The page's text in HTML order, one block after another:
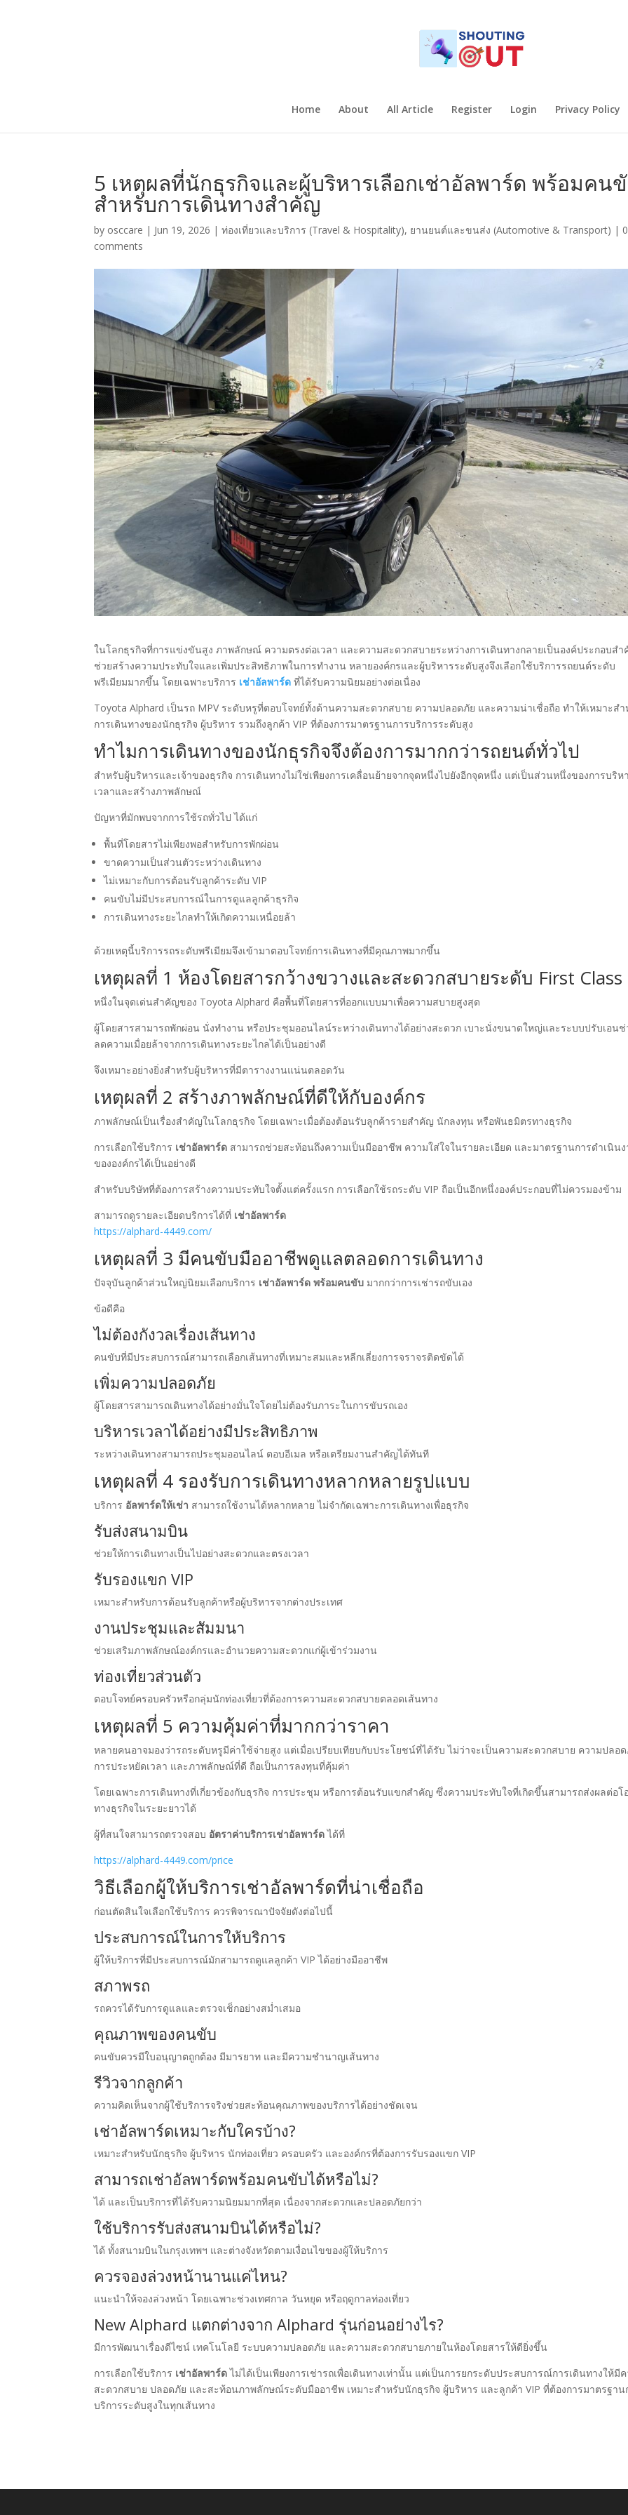
Home About All Article Register Login Privacy Policy
5 เหตุผลที่นักธุรกิจและผู้บริหารเลือกเช่าอัลพาร์ด พร้อมคน
สำหรับการเดินทางสำคัญ
by osccare | Jun 19, 2026 |ท่องเที่ยวและบริการ (Travel & Hospitality), ยานยนต์และขนส่ง (Automotive & Transport) | 0
comments
ในโลกธุรกิจที่การแข่งขันสูง ภาพลักษณ์ ความตรงต่อเวลา และความสะดวกสบายระหว่างการเดินทางกลายเป็นองค์ประกอบส
ช่วยสร้างความประทับใจและเพิ่มประสิทธิภาพในการทำงาน หลายองค์กรและผู้บริหารระดับสูงจึงเลือกใช้บริการรถยนต์ระดับ
พรีเมียมมากขึ้น โดยเฉพาะบริการ เช่าอัลพาร์ด ที่ได้รับความนิยมอย่างต่อเนื่อง
Toyota Alphard เป็นรถ MPV ระดับหรูที่ตอบโจทย์ทั้งด้านความสะดวกสบาย ความปลอดภัย และความน่าเชื่อถือ ทำให้เหมาะสำ
การเดินทางของนักธุรกิจ ผู้บริหาร รวมถึงลูกค้า VIP ที่ต้องการมาตรฐานการบริการระดับสูง
ทำไมการเดินทางของนักธุรกิจจึงต้องการมากกว่ารถยนต์ทั่วไป
สำหรับผู้บริหารและเจ้าของธุรกิจ การเดินทางไม่ใช่เพียงการเคลื่อนย้ายจากจุดหนึ่งไปยังอีกจุดหนึ่ง แต่เป็นส่วนหนึ่งของการบริห
เวลาและสร้างภาพลักษณ์
ปัญหาที่มักพบจากการใช้รถทั่วไป ได้แก่
พื้นที่โดยสารไม่เพียงพอสำหรับการพักผ่อน
ขาดความเป็นส่วนตัวระหว่างเดินทาง
ไม่เหมาะกับการต้อนรับลูกค้าระดับ VIP
คนขับไม่มีประสบการณ์ในการดูแลลูกค้าธุรกิจ
การเดินทางระยะไกลทำให้เกิดความเหนื่อยล้า
ด้วยเหตุนี้บริการรถระดับพรีเมียมจึงเข้ามาตอบโจทย์การเดินทางที่มีคุณภาพมากขึ้น
เหตุผลที่ 1 ห้องโดยสารกว้างขวางและสะดวกสบายระดับ First Class
หนึ่งในจุดเด่นสำคัญของ Toyota Alphard คือพื้นที่โดยสารที่ออกแบบมาเพื่อความสบายสูงสุด
ผู้โดยสารสามารถพักผ่อน นั่งทำงาน หรือประชุมออนไลน์ระหว่างเดินทางได้อย่างสะดวก เบาะนั่งขนาดใหญ่และระบบปรับเอนช่
ลดความเมื่อยล้าจากการเดินทางระยะไกลได้เป็นอย่างดี
จึงเหมาะอย่างยิ่งสำหรับผู้บริหารที่มีตารางงานแน่นตลอดวัน
เหตุผลที่ 2 สร้างภาพลักษณ์ที่ดีให้กับองค์กร
ภาพลักษณ์เป็นเรื่องสำคัญในโลกธุรกิจ โดยเฉพาะเมื่อต้องต้อนรับลูกค้ารายสำคัญ นักลงทุน หรือพันธมิตรทางธุรกิจ
การเลือกใช้บริการ เช่าอัลพาร์ด สามารถช่วยสะท้อนถึงความเป็นมืออาชีพ ความใส่ใจในรายละเอียด และมาตรฐานการดำเนิน
ขององค์กรได้เป็นอย่างดี
สำหรับบริษัทที่ต้องการสร้างความประทับใจตั้งแต่ครั้งแรก การเลือกใช้รถระดับ VIP ถือเป็นอีกหนึ่งองค์ประกอบที่ไม่ควรมองข้าม
สามารถดูรายละเอียดบริการได้ที่ เช่าอัลพาร์ด
https://alphard-4449.com/
เหตุผลที่ 3 มีคนขับมืออาชีพดูแลตลอดการเดินทาง
ปัจจุบันลูกค้าส่วนใหญ่นิยมเลือกบริการ เช่าอัลพาร์ด พร้อมคนขับ มากกว่าการเช่ารถขับเอง
ข้อดีคือ
ไม่ต้องกังวลเรื่องเส้นทาง
คนขับที่มีประสบการณ์สามารถเลือกเส้นทางที่เหมาะสมและหลีกเลี่ยงการจราจรติดขัดได้
เพิ่มความปลอดภัย
ผู้โดยสารสามารถเดินทางได้อย่างมั่นใจโดยไม่ต้องรับภาระในการขับรถเอง
บริหารเวลาได้อย่างมีประสิทธิภาพ
ระหว่างเดินทางสามารถประชุมออนไลน์ ตอบอีเมล หรือเตรียมงานสำคัญได้ทันที
เหตุผลที่ 4 รองรับการเดินทางหลากหลายรูปแบบ
บริการ อัลพาร์ดให้เช่า สามารถใช้งานได้หลากหลาย ไม่จำกัดเฉพาะการเดินทางเพื่อธุรกิจ
รับส่งสนามบิน
ช่วยให้การเดินทางเป็นไปอย่างสะดวกและตรงเวลา
รับรองแขก VIP
เหมาะสำหรับการต้อนรับลูกค้าหรือผู้บริหารจากต่างประเทศ
งานประชุมและสัมมนา
ช่วยเสริมภาพลักษณ์องค์กรและอำนวยความสะดวกแก่ผู้เข้าร่วมงาน
ท่องเที่ยวส่วนตัว
ตอบโจทย์ครอบครัวหรือกลุ่มนักท่องเที่ยวที่ต้องการความสะดวกสบายตลอดเส้นทาง
เหตุผลที่ 5 ความคุ้มค่าที่มากกว่าราคา
หลายคนอาจมองว่ารถระดับหรูมีค่าใช้จ่ายสูง แต่เมื่อเปรียบเทียบกับประโยชน์ที่ได้รับ ไม่ว่าจะเป็นความสะดวกสบาย ความปลอ
การประหยัดเวลา และภาพลักษณ์ที่ดี ถือเป็นการลงทุนที่คุ้มค่า
โดยเฉพาะการเดินทางที่เกี่ยวข้องกับธุรกิจ การประชุม หรือการต้อนรับแขกสำคัญ ซึ่งความประทับใจที่เกิดขึ้นสามารถส่งผลต่อโ
ทางธุรกิจในระยะยาวได้
ผู้ที่สนใจสามารถตรวจสอบ อัตราค่าบริการเช่าอัลพาร์ดได้ที่
https://alphard-4449.com/price
วิธีเลือกผู้ให้บริการเช่าอัลพาร์ดที่น่าเชื่อถือ
ก่อนตัดสินใจเลือกใช้บริการ ควรพิจารณาปัจจัยดังต่อไปนี้
ประสบการณ์ในการให้บริการ
ผู้ให้บริการที่มีประสบการณ์มักสามารถดูแลลูกค้า VIP ได้อย่างมืออาชีพ
สภาพรถ
รถควรได้รับการดูแลและตรวจเช็กอย่างสม่ำเสมอ
คุณภาพของคนขับ
คนขับควรมีใบอนุญาตถูกต้อง มีมารยาท และมีความชำนาญเส้นทาง
รีวิวจากลูกค้า
ความคิดเห็นจากผู้ใช้บริการจริงช่วยสะท้อนคุณภาพของบริการได้อย่างชัดเจน
เช่าอัลพาร์ดเหมาะกับใครบ้าง?
เหมาะสำหรับนักธุรกิจ ผู้บริหาร นักท่องเที่ยว ครอบครัว และองค์กรที่ต้องการรับรองแขก VIP
สามารถเช่าอัลพาร์ดพร้อมคนขับได้หรือไม่?
ได้ และเป็นบริการที่ได้รับความนิยมมากที่สุด เนื่องจากสะดวกและปลอดภัยกว่า
ใช้บริการรับส่งสนามบินได้หรือไม่?
ได้ ทั้งสนามบินในกรุงเทพฯ และต่างจังหวัดตามเงื่อนไขของผู้ให้บริการ
ควรจองล่วงหน้านานแค่ไหน?
แนะนำให้จองล่วงหน้า โดยเฉพาะช่วงเทศกาล วันหยุด หรือฤดูกาลท่องเที่ยว
New Alphard แตกต่างจาก Alphard รุ่นก่อนอย่างไร?
มีการพัฒนาเรื่องดีไซน์ เทคโนโลยี ระบบความปลอดภัย และความสะดวกสบายภายในห้องโดยสารให้ดียิ่งขึ้น
การเลือกใช้บริการ เช่าอัลพาร์ดไม่ได้เป็นเพียงการเช่ารถเพื่อเดินทางเท่านั้น แต่เป็นการยกระดับประสบการณ์การเดินทางให้มี
สะดวกสบาย ปลอดภัย และสะท้อนภาพลักษณ์ระดับมืออาชีพ เหมาะสำหรับนักธุรกิจ ผู้บริหาร และลูกค้า VIP ที่ต้องการมาตรฐาน
บริการระดับสูงในทุกเส้นทาง